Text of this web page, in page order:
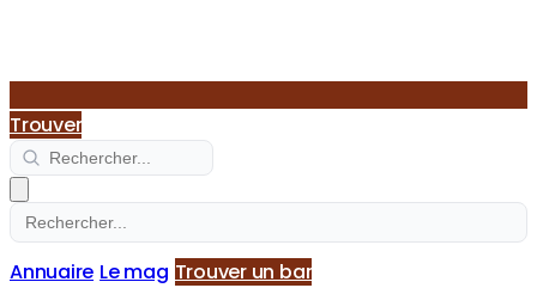
Trouver
Annuaire Le mag Trouver un bar